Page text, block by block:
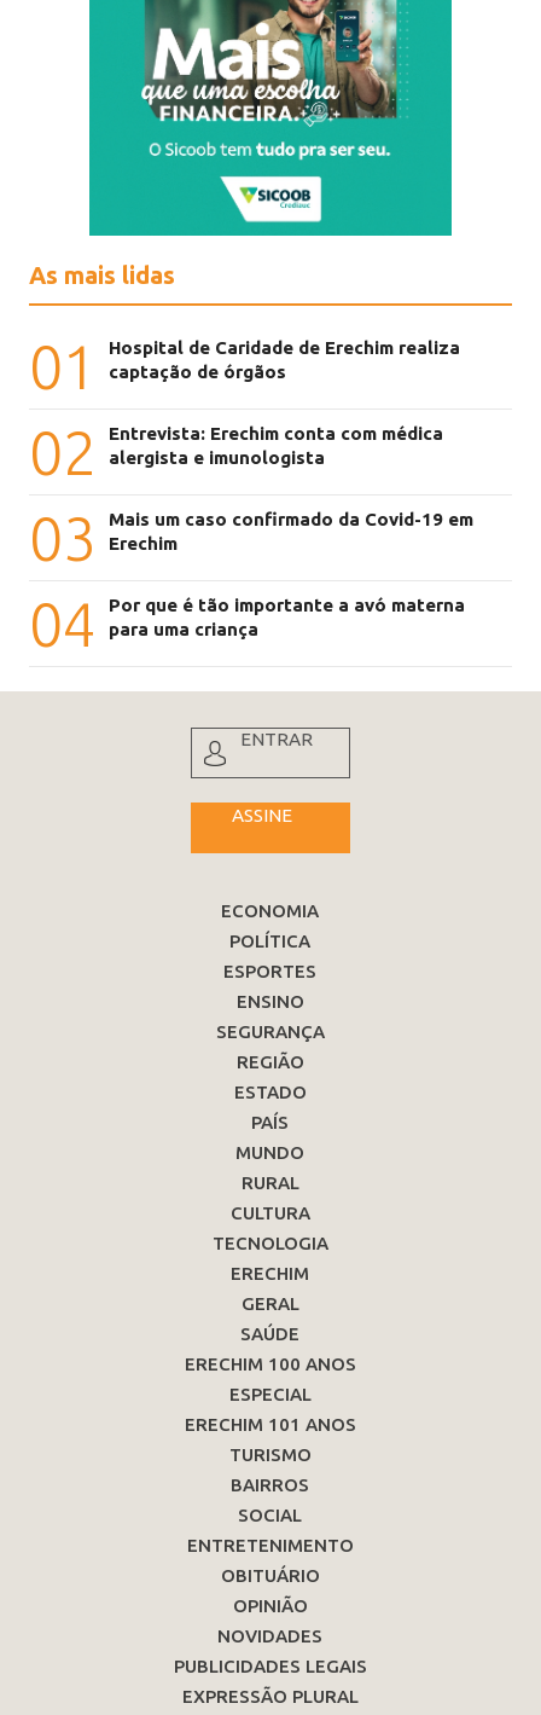
As mais lidas
01
Hospital de Caridade de Erechim realiza
captação de órgãos
02
Entrevista: Erechim conta com médica
alergista e imunologista
03
Mais um caso confirmado da Covid-19 em
Erechim
04
Por que é tão importante a avó materna
para uma criança
ENTRAR
ASSINE
ECONOMIA
POLÍTICA
ESPORTES
ENSINO
SEGURANÇA
REGIÃO
ESTADO
PAÍS
MUNDO
RURAL
CULTURA
TECNOLOGIA
ERECHIM
GERAL
SAÚDE
ERECHIM 100 ANOS
ESPECIAL
ERECHIM 101 ANOS
TURISMO
BAIRROS
SOCIAL
ENTRETENIMENTO
OBITUÁRIO
OPINIÃO
NOVIDADES
PUBLICIDADES LEGAIS
EXPRESSÃO PLURAL